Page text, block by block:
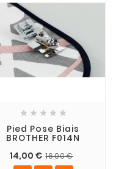
    
Pied Pose Biais
BROTHER F014N
14,00 € 16,00 €